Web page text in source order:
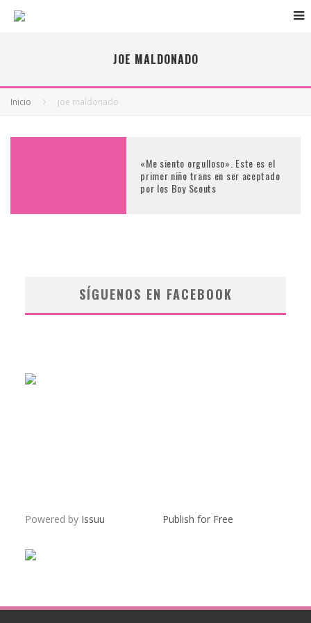
JOE MALDONADO
Inicio joe maldonado
«Me siento orgulloso». Este es el
primer niño trans en ser aceptado
por los Boy Scouts
SÍGUENOS EN FACEBOOK
Powered by Issuu Publish for Free